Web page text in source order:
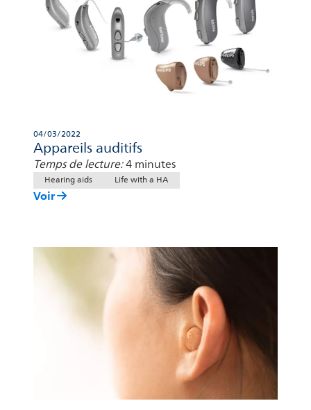
04/03/2022
Appareils auditifs
Temps de lecture:4 minutes
Hearing aids Life with a HA
Voir